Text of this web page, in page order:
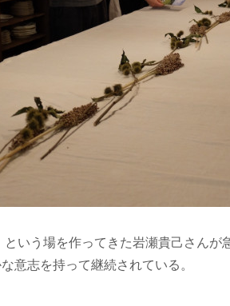
いう場を作ってきた岩瀬貴己さん
意志を持って継続されている。